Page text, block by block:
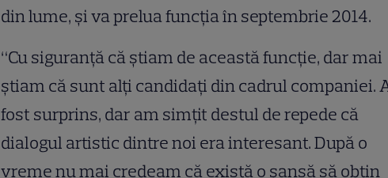
din lume, şi va prelua funcţia în septembrie 2014.
“Cu siguranţă că ştiam de această funcţie, dar mai
ştiam că sunt alţi candidaţi din cadrul companiei.
fost surprins, dar am simţit destul de repede că
dialogul artistic dintre noi era interesant. După o
vreme nu mai credeam că există o şansă să obţin